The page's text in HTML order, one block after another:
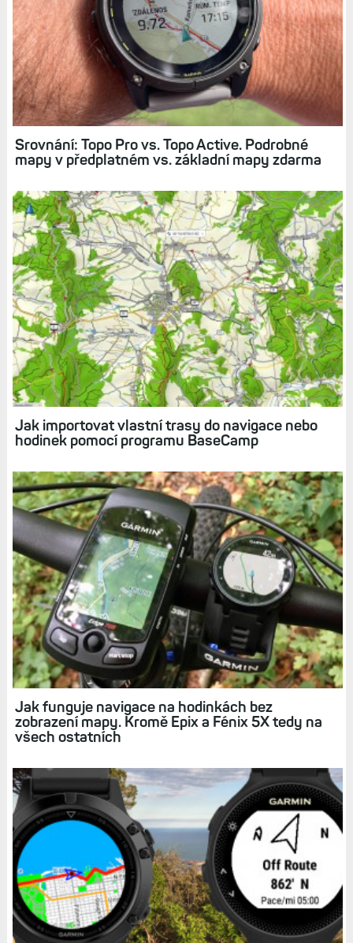
Srovnání: Topo Pro vs. Topo Active. Podrobné
mapy v předplatném vs. základní mapy zdarma
Jak importovat vlastní trasy do navigace nebo
hodinek pomocí programu BaseCamp
Jak funguje navigace na hodinkách bez
zobrazení mapy. Kromě Epix a Fénix 5X tedy na
všech ostatních